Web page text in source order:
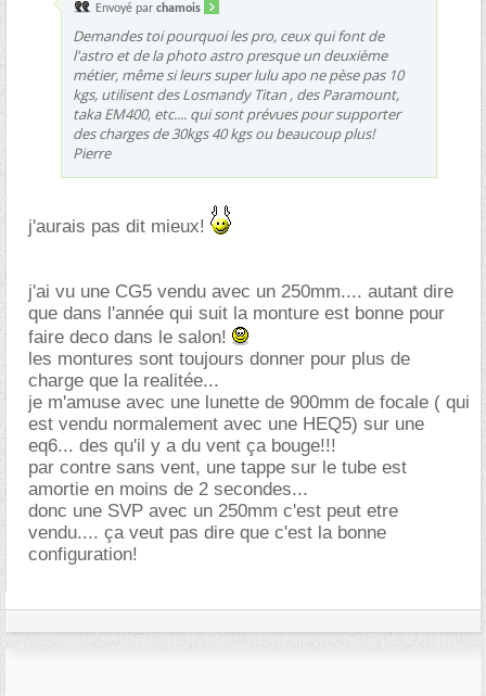
Envoyé par chamois
Demandes toi pourquoi les pro, ceux qui font de
l'astro et de la photo astro presque un deuxième
métier, même si leurs super lulu apo ne pèse pas 10
kgs, utilisent des Losmandy Titan , des Paramount,
taka EM400, etc.... qui sont prévues pour supporter
des charges de 30kgs 40 kgs ou beaucoup plus!
Pierre
j'aurais pas dit mieux!
j'ai vu une CG5 vendu avec un 250mm.... autant dire
que dans l'année qui suit la monture est bonne pour
faire deco dans le salon!
les montures sont toujours donner pour plus de
charge que la realitée...
je m'amuse avec une lunette de 900mm de focale ( qui
est vendu normalement avec une HEQ5) sur une
eq6... des qu'il y a du vent ça bouge!!!
par contre sans vent, une tappe sur le tube est
amortie en moins de 2 secondes...
donc une SVP avec un 250mm c'est peut etre
vendu.... ça veut pas dire que c'est la bonne
configuration!